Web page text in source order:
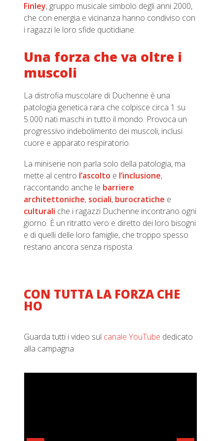
Finley, gruppo musicale simbolo degli anni 2000,
che con energia e vicinanza hanno condiviso con
i ragazzi le loro sfide quotidiane.
Una forza che va oltre i
muscoli
La distrofia muscolare di Duchenne è una
patologia genetica rara che colpisce circa 1 su
5.000 nati maschi in tutto il mondo. Provoca un
progressivo indebolimento dei muscoli, inclusi
cuore e apparato respiratorio.
La miniserie non parla solo della patologia, ma
mette al centro l’ascolto e l’inclusione,
raccontando anche le barriere
architettoniche, sociali, burocratiche e
culturali che i ragazzi Duchenne incontrano ogni
giorno. È un ritratto vero e diretto dei loro bisogni
e di quelli delle loro famiglie, che troppo spesso
restano ancora senza risposta.
CON TUTTA LA FORZA CHE
HO
Guarda tutti i video sul canale YouTube dedicato
alla campagna